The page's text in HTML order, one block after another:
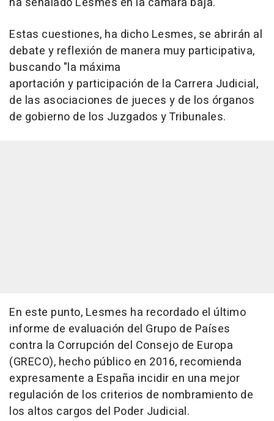
Estas cuestiones, ha dicho Lesmes, se abrirán al
debate y reflexión de manera muy participativa,
buscando "la máxima
aportación y participación de la Carrera Judicial,
de las asociaciones de jueces y de los órganos
de gobierno de los Juzgados y Tribunales.
En este punto, Lesmes ha recordado el último
informe de evaluación del Grupo de Países
contra la Corrupción del Consejo de Europa
(GRECO), hecho público en 2016, recomienda
expresamente a España incidir en una mejor
regulación de los criterios de nombramiento de
los altos cargos del Poder Judicial.